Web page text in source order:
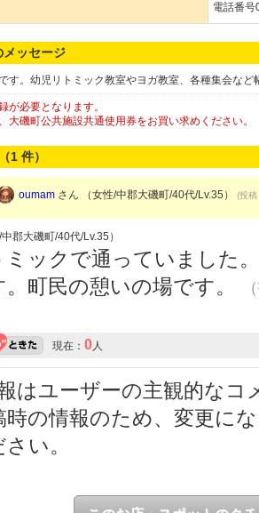
電話番
メッセージ
す。幼児リトミック教室やヨガ教室、各種集会な
が必要となります。
大磯町公共施設共通使用券をお買い求めください。
1 件）
oumam さん （女性/中郡大磯町/40代/Lv.35） (投
郡大磯町/40代/Lv.35）
ックで通っていました
町民の憩いの場です。
現在： 0人
はユーザーの主観的なコ
時の情報のため、変更に
い。